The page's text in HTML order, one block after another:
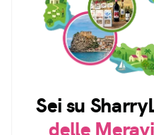
Sei su
delle